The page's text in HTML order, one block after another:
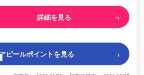
詳細を見る
ピールポイントを見る